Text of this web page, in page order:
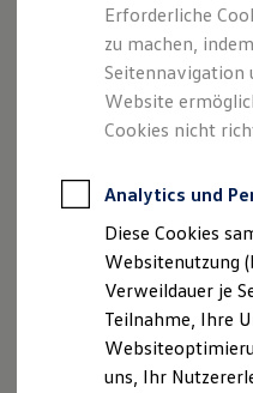
Leasing
Leasing-
Junge
Elektroauto
Kleinwagen-
Leasing
Autokredit
Versicherungen
Kfz-
Garantien
Wartungsverträge
Geschäftskunden
Professional
Großkunden
Behörden
Voll im
ID.3
Erforderliche
zu machen,
Seitennavigation
Website
Cookies nicht
Analytics und
Diese Cookies
Websitenutzung
Verweildauer je
Teilnahme, Ihre
uns, Ihr